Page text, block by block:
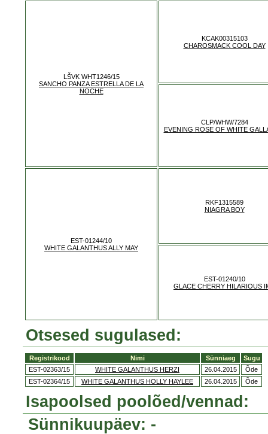
LŠVK WHT1246/15
SANCHO PANZA ESTRELLA DE LA
NOCHE
KCAK00315103
CHAROSMACK COOL DAY
CLP/WHW/7284
EVENING ROSE OF WHITE
EST-01244/10
WHITE GALANTHUS ALLY MAY
RKF1315589
NIAGRA BOY
EST-01240/10
GLACE CHERRY HILARIOUS
Otsesed sugulased:
Registrikood Nimi Sünniaeg
Sugu
EST-02363/15
WHITE GALANTHUS HERZI 26.04.2015
Õde
EST-02364/15
WHITE GALANTHUS HOLLY HAYLEE 26.04.2015 Õde
Isapoolsed poolõed/vennad:
Sünnikuupäev: -